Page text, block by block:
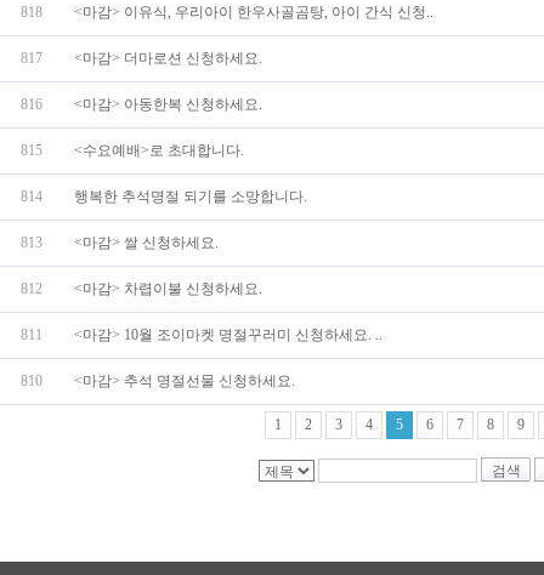
818 <마감> 이유식, 우리아이 한우사골곰탕, 아이 간식 신청..
817 <마감> 더마로션 신청하세요.
816 <마감> 아동한복 신청하세요.
815 <수요예배>로 초대합니다.
814 행복한 추석명절 되기를 소망합니다.
813 <마감> 쌀 신청하세요.
812 <마감> 차렵이불 신청하세요.
811 <마감> 10월 조이마켓 명절꾸러미 신청하세요. ..
810 <마감> 추석 명절선물 신청하세요.
1 2 3 4 5 6 7 8 9
검색